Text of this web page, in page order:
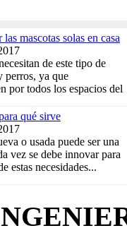
mascotas solas en casa
de este tipo de
perros, ya que
por todos los espacios del
qué sirve
o usada puede ser una
vez se debe innovar para
estas necesidades...